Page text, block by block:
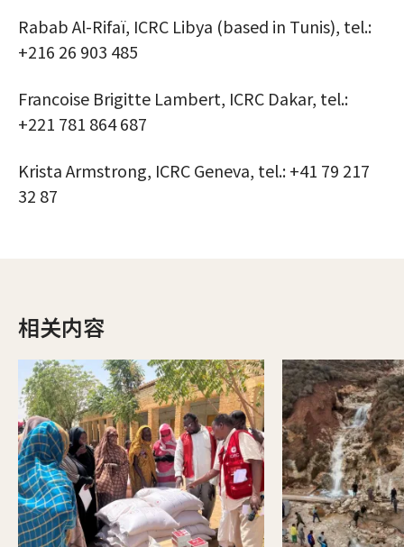
Rabab Al-Rifaï, ICRC Libya (based in Tunis), tel.:
+216 26 903 485
Francoise Brigitte Lambert, ICRC Dakar, tel.:
+221 781 864 687
Krista Armstrong, ICRC Geneva, tel.: +41 79 217
32 87
相关内容